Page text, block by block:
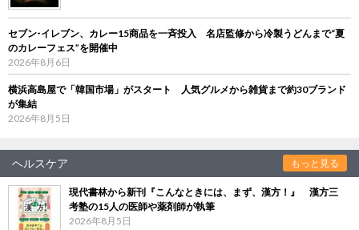
セブン‐イレブン、カレー15商品を一斉投入 名店監修から冷製うどんまで“夏
のカレーフェス”を開催中
2026年8月6日
横浜高島屋で「韓国市場」がスタート 人気グルメから雑貨まで約30ブランド
が集結
2026年8月5日
ヘルスケア もっと見る
現代書林から新刊『こんなときには、まず、漢方！』 漢方三
考塾の15人の医師や薬剤師が執筆
2026年8月5日